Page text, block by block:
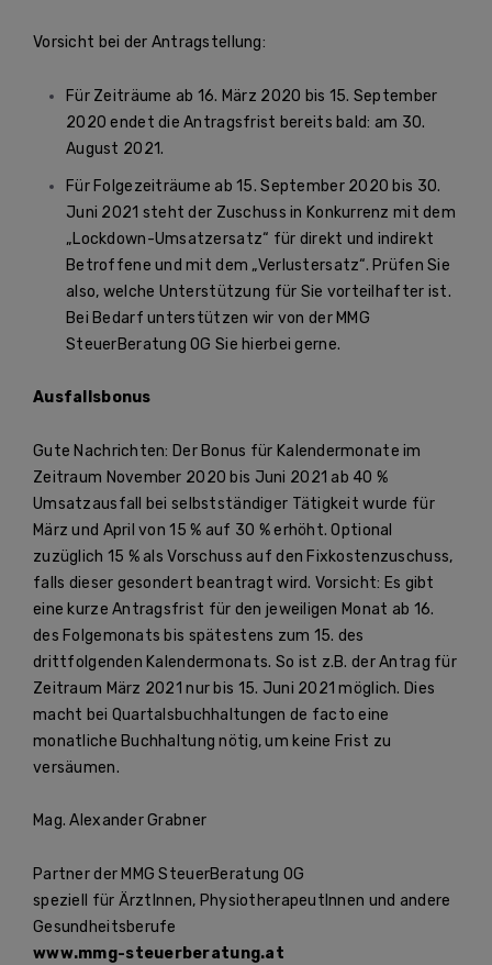
Vorsicht bei der Antragstellung:
Für Zeiträume ab 16. März 2020 bis 15. September
2020 endet die Antragsfrist bereits bald: am 30.
August 2021.
Für Folgezeiträume ab 15. September 2020 bis 30.
Juni 2021 steht der Zuschuss in Konkurrenz mit dem
„Lockdown-Umsatzersatz“ für direkt und indirekt
Betroffene und mit dem „Verlustersatz“. Prüfen Sie
also, welche Unterstützung für Sie vorteilhafter ist.
Bei Bedarf unterstützen wir von der MMG
SteuerBeratung OG Sie hierbei gerne.
Ausfallsbonus
Gute Nachrichten: Der Bonus für Kalendermonate im
Zeitraum November 2020 bis Juni 2021 ab 40 %
Umsatzausfall bei selbstständiger Tätigkeit wurde für
März und April von 15 % auf 30 % erhöht. Optional
zuzüglich 15 % als Vorschuss auf den Fixkostenzuschuss,
falls dieser gesondert beantragt wird. Vorsicht: Es gibt
eine kurze Antragsfrist für den jeweiligen Monat ab 16.
des Folgemonats bis spätestens zum 15. des
drittfolgenden Kalendermonats. So ist z.B. der Antrag für
Zeitraum März 2021 nur bis 15. Juni 2021 möglich. Dies
macht bei Quartalsbuchhaltungen de facto eine
monatliche Buchhaltung nötig, um keine Frist zu
versäumen.
Mag. Alexander Grabner
Partner der MMG SteuerBeratung OG
speziell für ÄrztInnen, PhysiotherapeutInnen und andere
Gesundheitsberufe
www.mmg-steuerberatung.at